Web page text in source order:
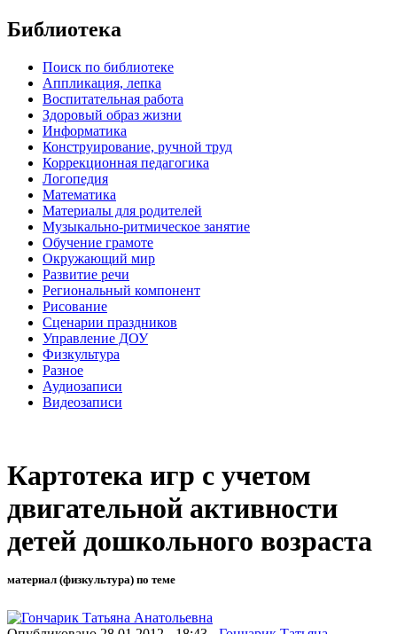
Библиотека
Поиск по библиотеке
Аппликация, лепка
Воспитательная работа
Здоровый образ жизни
Информатика
Конструирование, ручной труд
Коррекционная педагогика
Логопедия
Математика
Материалы для родителей
Музыкально-ритмическое занятие
Обучение грамоте
Окружающий мир
Развитие речи
Региональный компонент
Рисование
Сценарии праздников
Управление ДОУ
Физкультура
Разное
Аудиозаписи
Видеозаписи
Картотека игр с учетом
двигательной активности
детей дошкольного возраста
материал (физкультура) по теме